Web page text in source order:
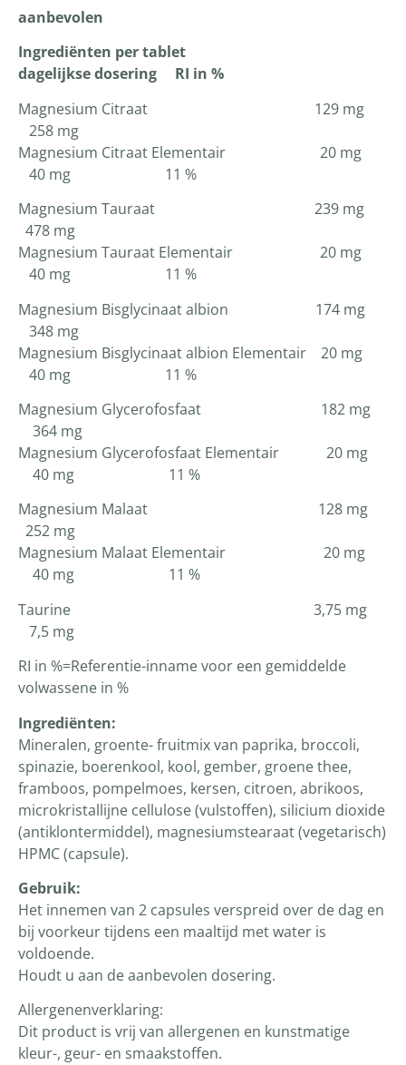
aanbevolen
Ingrediënten per tablet
dagelijkse dosering RI in %
Magnesium Citraat 129 mg
258 mg
Magnesium Citraat Elementair 20 mg
40 mg 11 %
Magnesium Tauraat 239 mg
478 mg
Magnesium Tauraat Elementair 20 mg
40 mg 11 %
Magnesium Bisglycinaat albion 174 mg
348 mg
Magnesium Bisglycinaat albion Elementair 20 mg
40 mg 11 %
Magnesium Glycerofosfaat 182 mg
364 mg
Magnesium Glycerofosfaat Elementair 20 mg
40 mg 11 %
Magnesium Malaat 128 mg
252 mg
Magnesium Malaat Elementair 20 mg
40 mg 11 %
Taurine 3,75 mg
7,5 mg
RI in %=Referentie-inname voor een gemiddelde
volwassene in %
Ingrediënten:
Mineralen, groente- fruitmix van paprika, broccoli,
spinazie, boerenkool, kool, gember, groene thee,
framboos, pompelmoes, kersen, citroen, abrikoos,
microkristallijne cellulose (vulstoffen), silicium dioxide
(antiklontermiddel), magnesiumstearaat (vegetarisch)
HPMC (capsule).
Gebruik:
Het innemen van 2 capsules verspreid over de dag en
bij voorkeur tijdens een maaltijd met water is
voldoende.
Houdt u aan de aanbevolen dosering.
Allergenenverklaring:
Dit product is vrij van allergenen en kunstmatige
kleur-, geur- en smaakstoffen.